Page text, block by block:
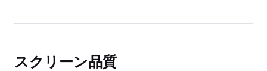
スクリーン品質